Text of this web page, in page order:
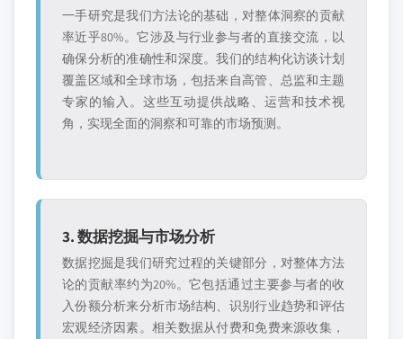
一手研究是我们方法论的基础，对整体洞察的贡献
率近乎80%。它涉及与行业参与者的直接交流，以
确保分析的准确性和深度。我们的结构化访谈计划
覆盖区域和全球市场，包括来自高管、总监和主题
专家的输入。这些互动提供战略、运营和技术视
角，实现全面的洞察和可靠的市场预测。
3. 数据挖掘与市场分析
数据挖掘是我们研究过程的关键部分，对整体方法
论的贡献率约为20%。它包括通过主要参与者的收
入份额分析来分析市场结构、识别行业趋势和评估
宏观经济因素。相关数据从付费和免费来源收集，